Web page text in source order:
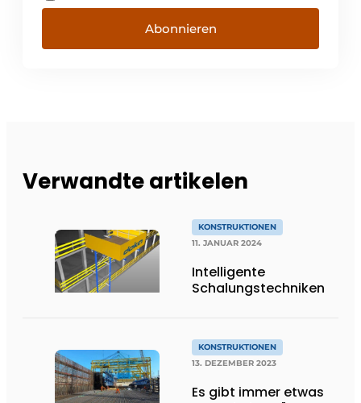
Abonnieren
Verwandte artikelen
KONSTRUKTIONEN
11. JANUAR 2024
Intelligente
Schalungstechniken
KONSTRUKTIONEN
13. DEZEMBER 2023
Es gibt immer etwas